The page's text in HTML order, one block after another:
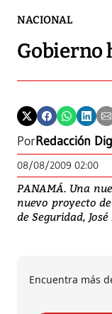
NACIONAL
Gobierno
PorRedacción
08/08/2009 02:00
PANAMÁ. Una
nuevo proyecto
de Seguridad,
Encuentra más